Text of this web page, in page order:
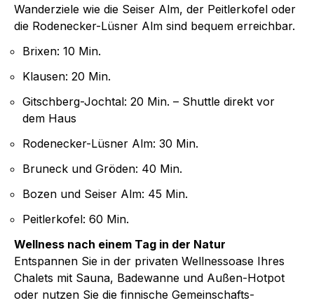
Wanderziele wie die Seiser Alm, der Peitlerkofel oder
die Rodenecker-Lüsner Alm sind bequem erreichbar.
Brixen: 10 Min.
Klausen: 20 Min.
Gitschberg-Jochtal: 20 Min. – Shuttle direkt vor
dem Haus
Rodenecker-Lüsner Alm: 30 Min.
Bruneck und Gröden: 40 Min.
Bozen und Seiser Alm: 45 Min.
Peitlerkofel: 60 Min.
Wellness nach einem Tag in der Natur
Entspannen Sie in der privaten Wellnessoase Ihres
Chalets mit Sauna, Badewanne und Außen-Hotpot
oder nutzen Sie die finnische Gemeinschafts-